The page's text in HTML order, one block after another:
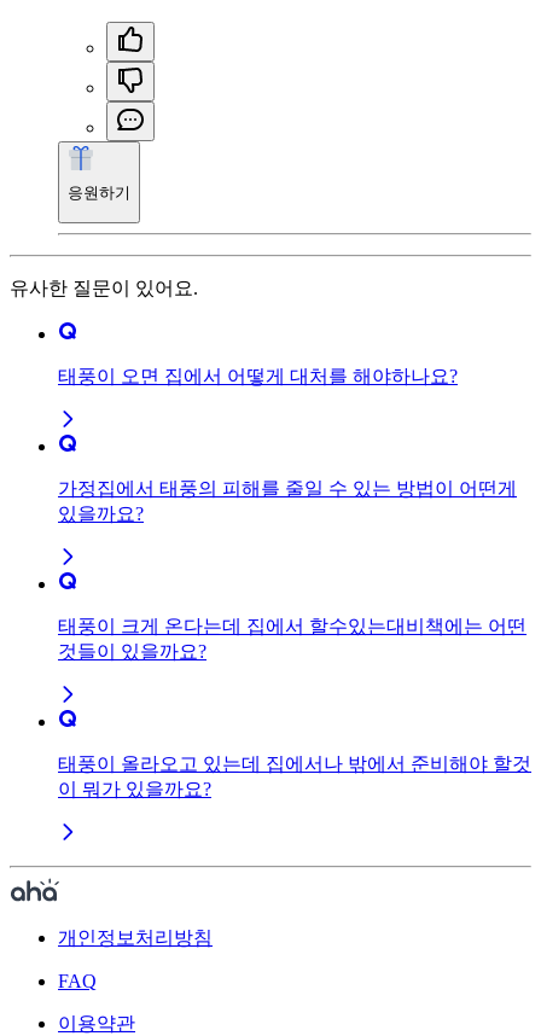
응원하기
유사한 질문이 있어요.
태풍이 오면 집에서 어떻게 대처를 해야하나요?
가정집에서 태풍의 피해를 줄일 수 있는 방법이 어떤게
있을까요?
태풍이 크게 온다는데 집에서 할수있는대비책에는 어떤
것들이 있을까요?
태풍이 올라오고 있는데 집에서나 밖에서 준비해야 할것
이 뭐가 있을까요?
개인정보처리방침
FAQ
이용약관